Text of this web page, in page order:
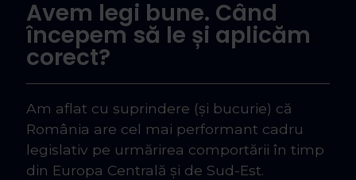
Avem legi bune. Când
începem să le și aplicăm
corect?
Am aflat cu suprindere (și bucurie) că
România are cel mai performant cadru
legislativ pe urmărirea comportării în timp
din Europa Centrală și de Sud-Est.